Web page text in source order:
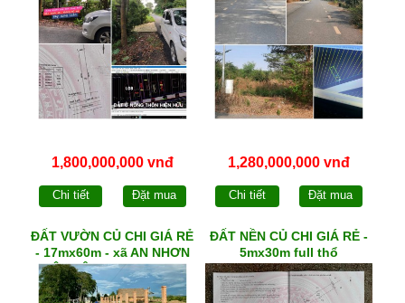
1,800,000,000 vnđ
Chi tiết Đặt mua
1,280,000,000 vnđ
Chi tiết Đặt mua
ĐẤT VƯỜN CỦ CHI GIÁ RẺ
- 17mx60m - xã AN NHƠN
TÂY - Ô tô đến tận nơi
ĐẤT NỀN CỦ CHI GIÁ RẺ -
5mx30m full thổ